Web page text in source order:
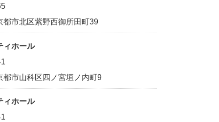
都市北区紫野西御所田町39
ィホール
都市山科区四ノ宮垣ノ内町9
ィホール